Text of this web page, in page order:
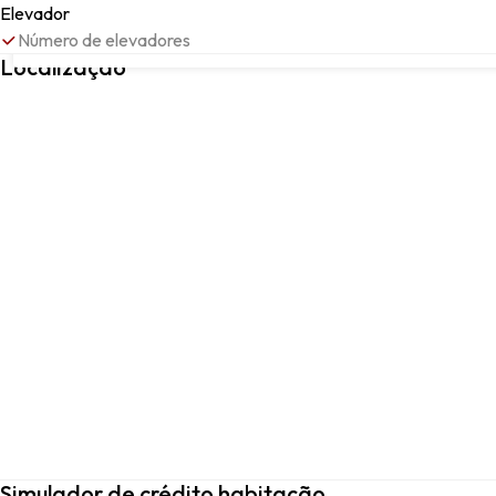
Elevador
Número de elevadores
Localização
Rua Possidónio da Silva, LISBOA, 1350-246, Lisboa, Lisboa